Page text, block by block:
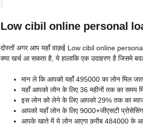
Low cibil online personal
दोस्तों अगर आप यहाँ वाक़ई Low cibil online
क्या खर्च आ सकता है, ये हालाकि एक उदाहरण है जिसमे
मान ले कि आपको यहाँ 495000 का लोन मिल
यहाँ आपको लोन के लिए 36 महीनों तक का समय
इस लोन को लेने के लिए आपको 29% तक का ब्याज
आपको यहाँ लोन के लिए 9000+जीएसटी प्रोसेसिंग
आपके खाते में ये लोन आएगा क़रीब 484000 के